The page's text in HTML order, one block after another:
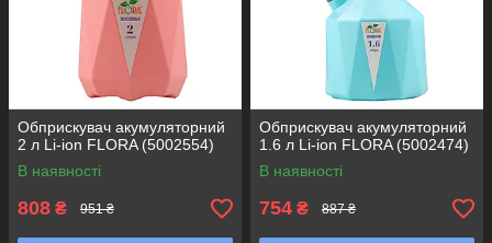
Обприскувач акумуляторний
2 л Li-ion FLORA (5002554)
В наявності
808 ₴ 951 ₴
Обприскувач акумуляторний
1.6 л Li-ion FLORA (5002474)
В наявності
754 ₴ 887 ₴